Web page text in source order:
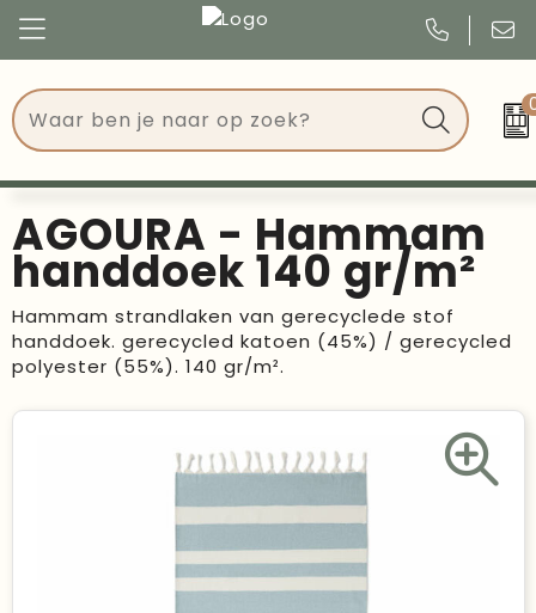
Tassen
Drinkwaren
Events
Give Aways
Geschenken
Kantoorartikelen
Schrijfwaren
Duurzame keuzes
Congres
Events
Kerst
Verjaardagen
Voetbal, EK en WK
AGOURA - Hammam
handdoek 140 gr/m²
Hammam strandlaken van gerecyclede stof
handdoek. gerecycled katoen (45%) / gerecycled
polyester (55%). 140 gr/m².